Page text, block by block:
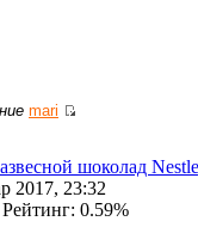
mari
шоколад
2017, 23:32
Рейтинг: 0.59%